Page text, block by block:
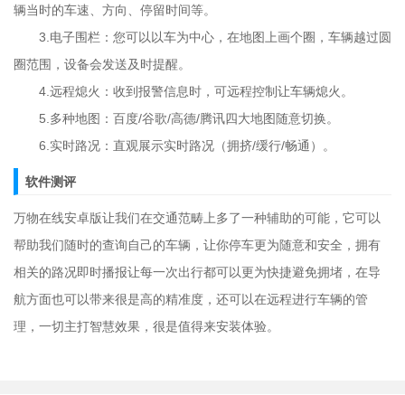
辆当时的车速、方向、停留时间等。
3.电子围栏：您可以以车为中心，在地图上画个圈，车辆越过圆
圈范围，设备会发送及时提醒。
4.远程熄火：收到报警信息时，可远程控制让车辆熄火。
5.多种地图：百度/谷歌/高德/腾讯四大地图随意切换。
6.实时路况：直观展示实时路况（拥挤/缓行/畅通）。
软件测评
万物在线安卓版让我们在交通范畴上多了一种辅助的可能，它可以
帮助我们随时的查询自己的车辆，让你停车更为随意和安全，拥有
相关的路况即时播报让每一次出行都可以更为快捷避免拥堵，在导
航方面也可以带来很是高的精准度，还可以在远程进行车辆的管
理，一切主打智慧效果，很是值得来安装体验。